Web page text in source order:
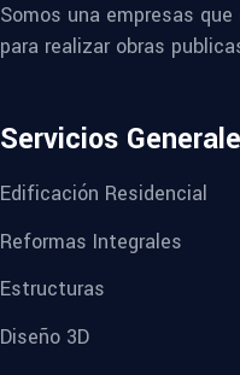
Somos una empresas
para realizar obras
Servicios
Edificación Residencial
Reformas Integrales
Estructuras
Diseño 3D